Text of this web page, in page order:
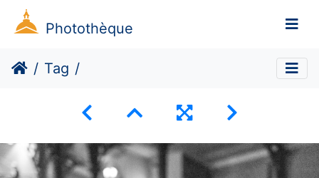
Photothèque
Tag